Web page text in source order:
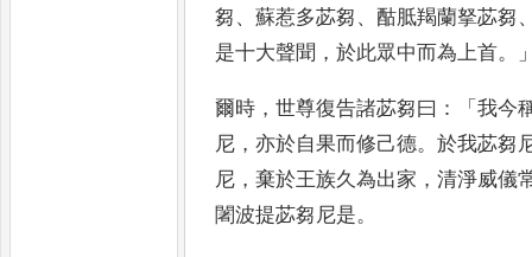
芻 、蘇惹多苾芻 、酤胝羯蘭拏苾芻
是十大聲聞 ，於此眾中而為上首。
爾時 ，世尊復告諸苾芻曰 ：「我今
尼 ，亦於自果而修己德。於我苾芻
尼 ，棄於王族久為出家 ，清淨威儀
闍波提苾芻尼是。